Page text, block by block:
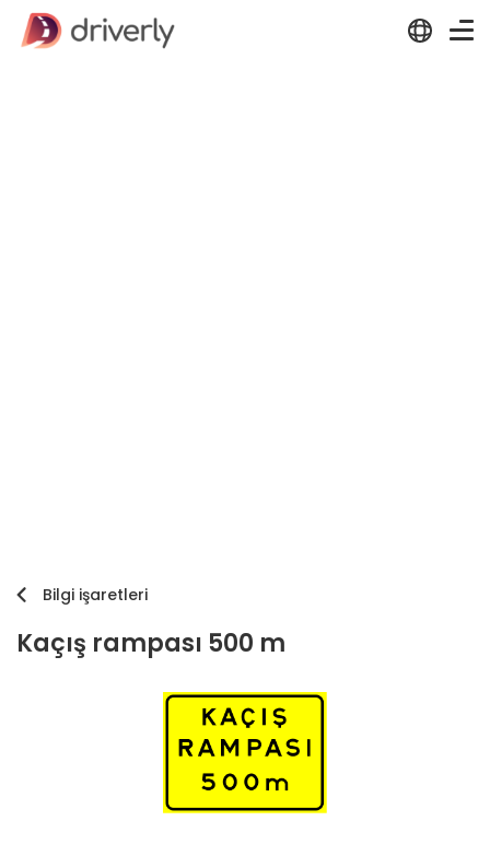
Bilgi işaretleri
Kaçış rampası 500 m